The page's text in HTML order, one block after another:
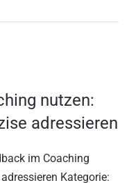
nutzen:
adressieren
im Coaching
Kategorie: